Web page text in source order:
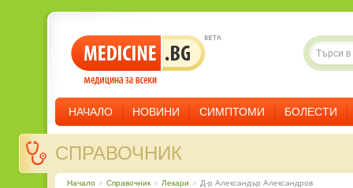
НАЧАЛО НОВИНИ СИМПТОМИ БОЛЕСТИ
СПРАВОЧНИК
Начало » Справочник » Лекари » Д-р Александър Александров